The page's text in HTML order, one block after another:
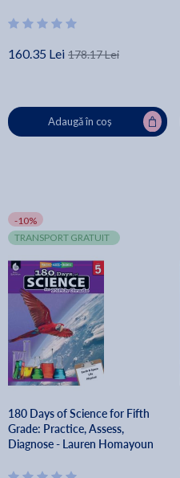
160.35 Lei 178.17 Lei
Adaugă în coș
-10%
TRANSPORT GRATUIT
180 Days of Science for Fifth
Grade: Practice, Assess,
Diagnose - Lauren Homayoun